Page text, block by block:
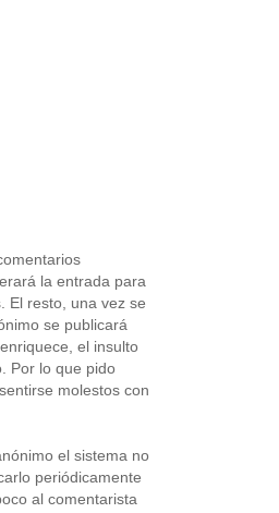
la entrada para
El resto, una vez se
se publicará
el insulto
Por lo que pido
molestos con
el sistema no
periódicamente
al comentarista